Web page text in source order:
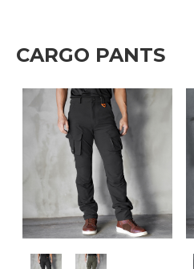
CARGO PANTS